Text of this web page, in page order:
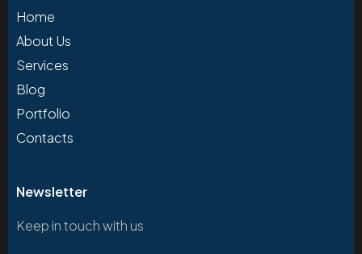
Home
About Us
Services
Blog
Portfolio
Contacts
Newsletter
Keep in touch with us